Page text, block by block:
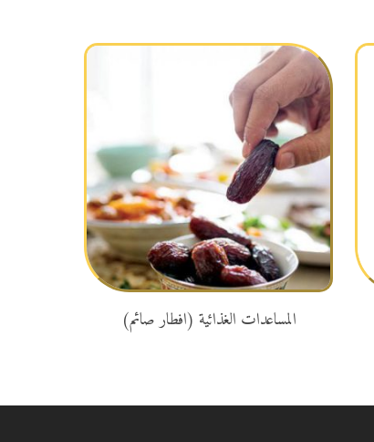
تبرع
المساعدات الغذائية (افطار صائم)